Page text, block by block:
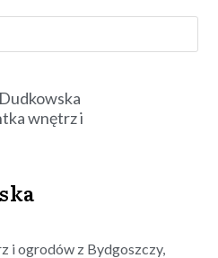
i ogrodów z Bydgoszczy,